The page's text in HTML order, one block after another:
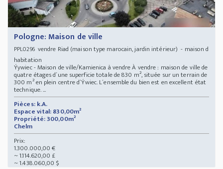
Pologne: Maison de ville
PPL0296vendre Riad (maison type marocain, jardin intérieur) - maison d
habitation
Ýywiec - Maison de ville/Kamienica à vendre À vendre : maison de ville de
quatre étages d´une superficie totale de 830 m², située sur un terrain de
300 m² en plein centre d´Ýwiec. L´ensemble du bien est en excellent état
technique. ...
Pièces: k.A.
Espace vital: 830,00m²
Propriété: 300,00m²
Chelm
Prix:
1.300.000,00 €
~ 1.114.620,00 £
~ 1.438.060,00 $